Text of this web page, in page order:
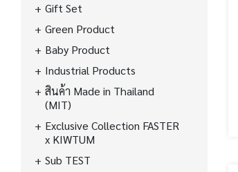
Gift Set
Green Product
Baby Product
Industrial Products
สินค้า Made in Thailand
(MIT)
Exclusive Collection FASTER
x KIWTUM
Sub TEST